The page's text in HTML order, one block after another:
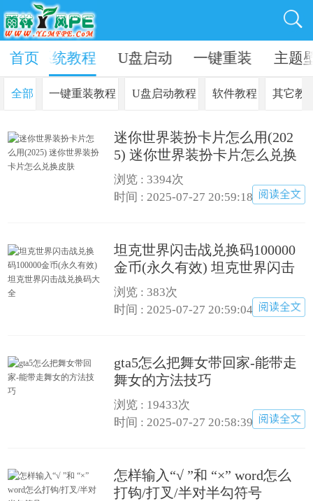
系统教程 U盘启动 一键重装 主题
首页
全部 一键重装教程 U盘启动教程 软件教程 其它教
迷你世界装扮卡片怎么用(202
5) 迷你世界装扮卡片怎么兑换
皮肤
浏览 : 3394次
时间 : 2025-07-27 20:59:18
坦克世界闪击战兑换码100000
金币(永久有效) 坦克世界闪击
战兑换码大全
浏览 : 383次
时间 : 2025-07-27 20:59:04
gta5怎么把舞女带回家-能带走
舞女的方法技巧
浏览 : 19433次
时间 : 2025-07-27 20:58:39
怎样输入“√ ”和 “×” word怎么
打钩/打叉/半对半勾符号